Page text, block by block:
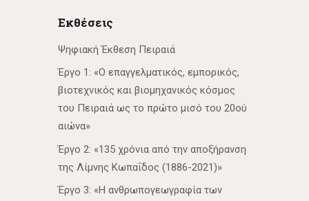
Εκθέσεις
Ψηφιακή Έκθεση Πειραιά
Έργο 1: «Ο επαγγελματικός, εμπορικός,
βιοτεχνικός και βιομηχανικός κόσμος
του Πειραιά ως το πρώτο μισό του 20ού
αιώνα»
Έργο 2: «135 χρόνια από την αποξήρανση
της Λίμνης Κωπαΐδος (1886-2021)»
Έργο 3: «Η ανθρωπογεωγραφία των